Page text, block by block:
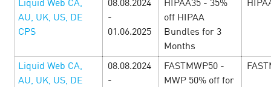
Liquid Web CA,
AU, UK, US, DE
CPS
08.08.2024
-
01.06.2025
HIPAA35 - 35%
off HIPAA
Bundles for 3
Months
Liquid Web CA,
AU, UK, US, DE
08.08.2024
-
FASTMWP50 -
MWP 50% off for